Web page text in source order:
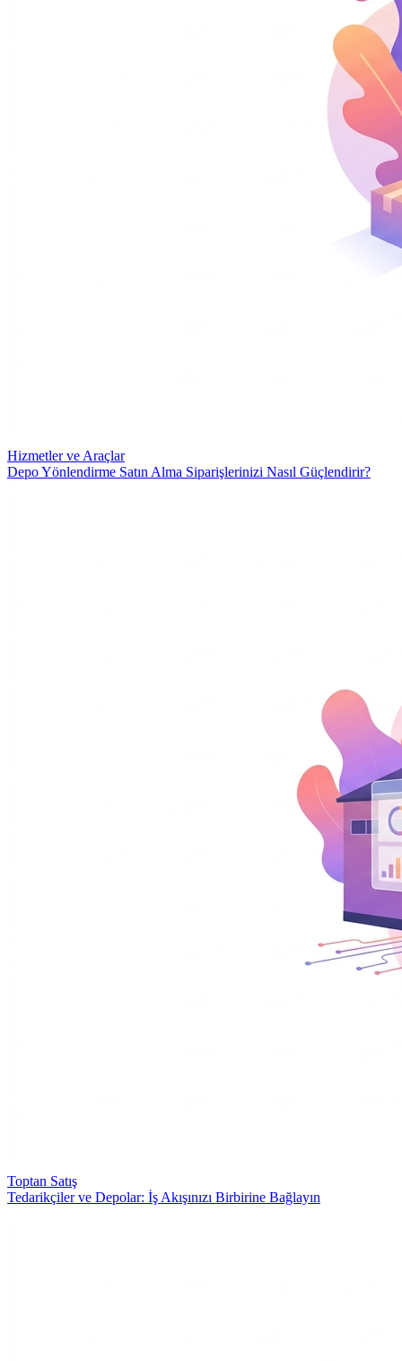
Hizmetler ve Araçlar
Depo Yönlendirme Satın Alma Siparişlerinizi Nasıl Güçlendirir?
Toptan Satış
Tedarikçiler ve Depolar: İş Akışınızı Birbirine Bağlayın